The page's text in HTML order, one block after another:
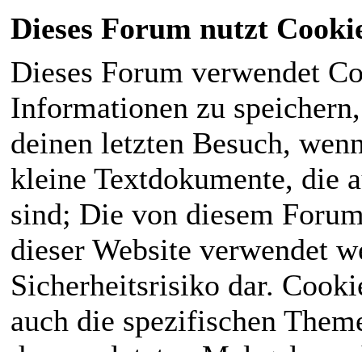
Dieses Forum nutzt
Dieses Forum verwendet
Informationen zu
deinen letzten Besuch,
kleine Textdokumente, die
sind; Die von diesem
dieser Website verwendet
Sicherheitsrisiko dar.
auch die spezifischen